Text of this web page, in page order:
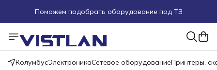
Поможем подобрать оборудование под ТЗ
Пуско-наладочные работы
Пришлите запрос на e-mail или в чат
КолумбусЭлектроникаСетевое оборудованиеПринтеры,